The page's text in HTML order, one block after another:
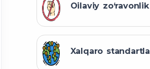
Oilaviy zo‘ravonlik
Xalqaro